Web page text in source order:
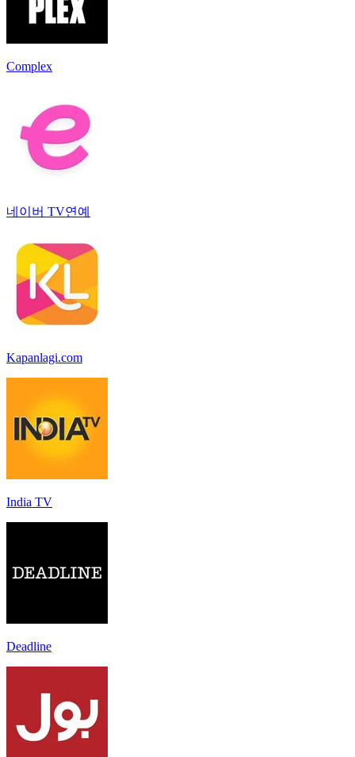
Complex
네이버 TV연예
Kapanlagi.com
India TV
Deadline